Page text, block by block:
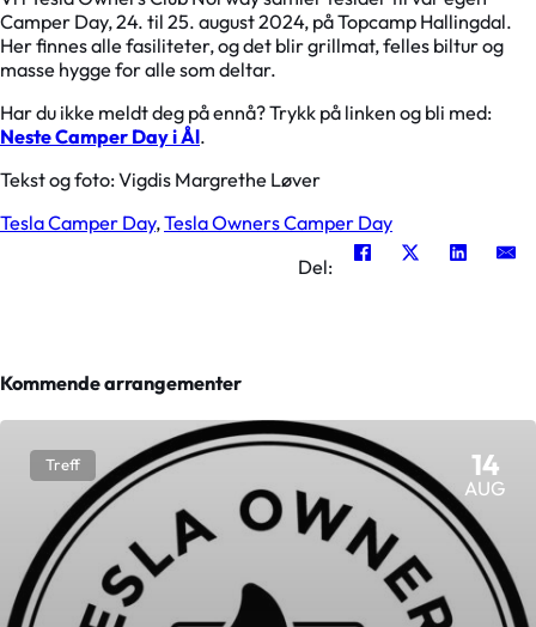
Camper Day, 24. til 25. august 2024, på Topcamp Hallingdal.
Her finnes alle fasiliteter, og det blir grillmat, felles biltur og
masse hygge for alle som deltar.
Har du ikke meldt deg på ennå? Trykk på linken og bli med:
Neste Camper Day i Ål.
Tekst og foto: Vigdis Margrethe Løver
Tesla Camper Day,Tesla Owners Camper Day
Del:
Kommende arrangementer
Treff 14
AUG